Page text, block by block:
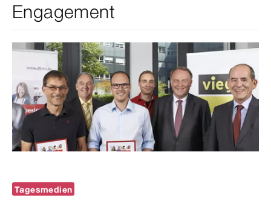
Engagement
Tagesmedien